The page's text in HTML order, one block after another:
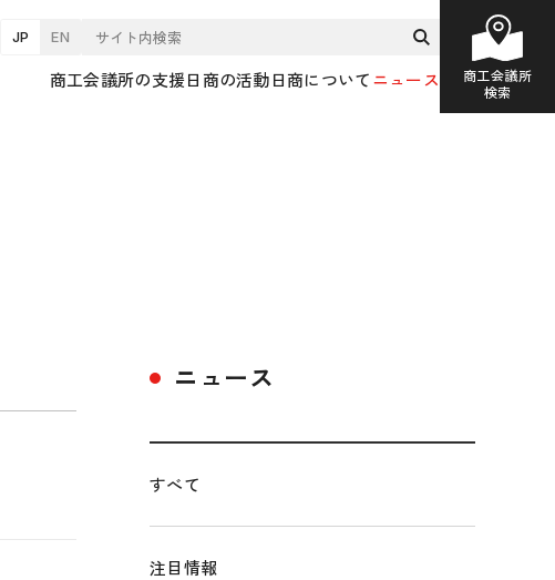
JP EN
商工会議所の支援日商の活動日商についてニュース
商工会議所
検索
ニュース
すべて
注目情報